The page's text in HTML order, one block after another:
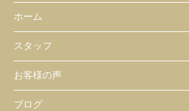
ホーム
スタッフ
お客様の声
ブログ